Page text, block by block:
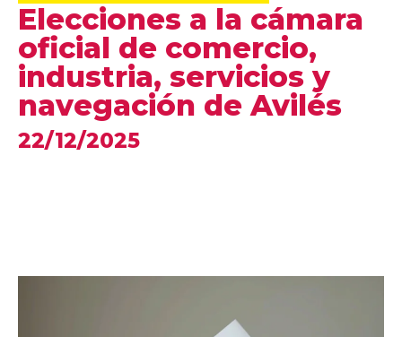
Elecciones a la cámara
oficial de comercio,
industria, servicios y
navegación de Avilés
22/12/2025